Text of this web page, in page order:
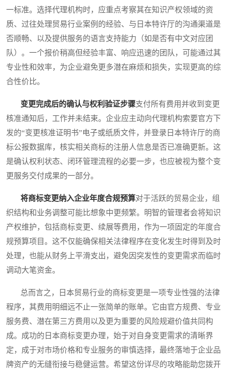
一标准。选择代理机构时，应重点考察其在知识产权领域的资
质、过往处理贸易行业案例的经验、与日本特许厅的沟通渠道是
否顺畅、以及提供服务的语言支持能力（如是否有中文对应团
队）。一个报价稍高但经验丰富、响应迅速的团队，可能通过其
专业性和效率，为企业避免更多潜在麻烦和损失，实现更高的综
合性价比。
变更完成后的确认与权利验证步骤支付所有费用并收到变更
核准通知后，工作并未结束。企业应主动向代理机构索要官方下
发的“变更核准证明书”电子或纸质文件，并登录日本特许厅的商
标公报数据库，核实相关商标的注册人信息是否已准确更新。这
是确认权利状态、闭环管理流程的必要一步，也应被视为整个变
更服务交付成果的一部分。
将商标变更纳入企业年度合规预算对于活跃的贸易企业，组
织结构和业务调整可能比想象中更频繁。明智的管理者会将知识
产权维护，包括商标变更、续展等费用，作为一项固定的年度合
规预算项目。这不仅能确保相关法律程序在变化发生时得到及时
处理，也能从财务上平滑支出，避免因突发性的变更需求而临时
调动大笔资金。
总而言之，日本贸易行业的商标变更是一项专业性强的法律
程序，其费用明细远不止一张简单的账单。它由官方规费、专业
服务费、潜在第三方费用以及更为重要的风险规避价值共同构
成。成功的日本商标变更办理，始于对自身变更需求的清晰界
定，成于对市场价格和专业服务的审慎选择，最终落地于企业品
牌资产的无缝衔接与稳健运营。希望这份详尽的攻略能助您拨开